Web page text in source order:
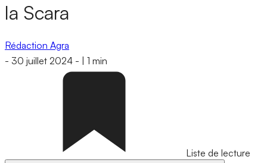
la Scara
Rédaction Agra
- 30 juillet 2024 - 1 min
Liste de lecture